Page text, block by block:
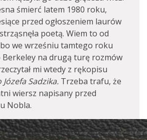
śmierć latem 1980 roku,
przed ogłoszeniem laurów
poetą. Wiem to od
we wrześniu tamtego roku
Berkeley na drugą turę rozmów
mi wtedy z rękopisu
Józefa Sadzika. Trzeba trafu, że
wiersz napisany przed
Nobla.